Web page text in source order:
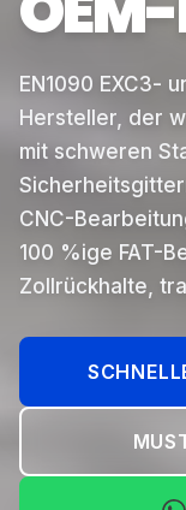
EN1090 EXC3-
Hersteller, der
mit schweren
CNC-
100 %ige FAT-
Zollrückhalte,